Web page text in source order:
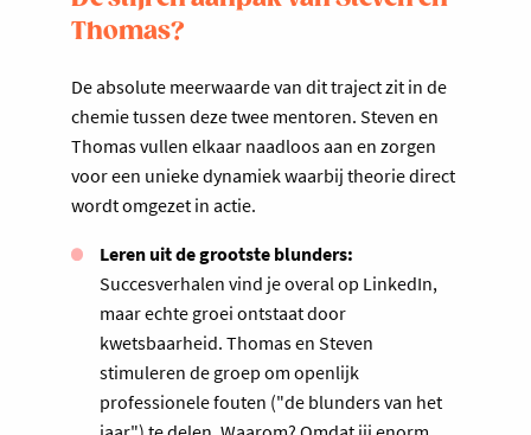
Thomas?
De absolute meerwaarde van dit traject zit in de
chemie tussen deze twee mentoren. Steven en
Thomas vullen elkaar naadloos aan en zorgen
voor een unieke dynamiek waarbij theorie direct
wordt omgezet in actie.
Leren uit de grootste blunders:
Succesverhalen vind je overal op LinkedIn,
maar echte groei ontstaat door
kwetsbaarheid. Thomas en Steven
stimuleren de groep om openlijk
professionele fouten ("de blunders van het